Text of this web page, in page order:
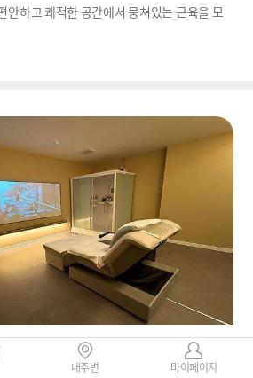
안하고 쾌적한 공간에서 뭉쳐있는 근육을 모
연동 283-1
내주변 마이페이지